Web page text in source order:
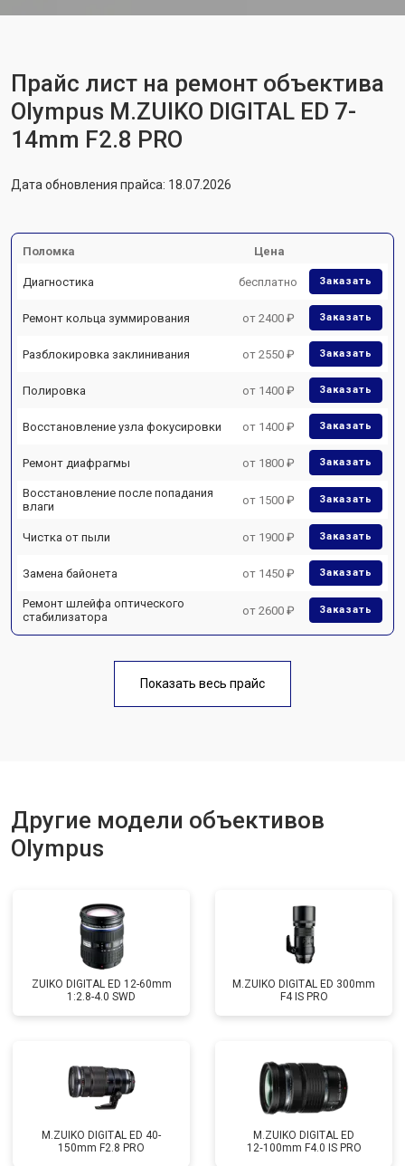
Прайс лист на ремонт объектива
Olympus M.ZUIKO DIGITAL ED 7-
14mm F2.8 PRO
Дата обновления прайса: 18.07.2026
Поломка Цена
Диагностика бесплатно Заказать
Ремонт кольца зуммирования от 2400 ₽ Заказать
Разблокировка заклинивания от 2550 ₽ Заказать
Полировка от 1400 ₽ Заказать
Восстановление узла фокусировки от 1400 ₽ Заказать
Ремонт диафрагмы от 1800 ₽ Заказать
Восстановление после попадания
влаги
от 1500 ₽ Заказать
Чистка от пыли от 1900 ₽ Заказать
Замена байонета от 1450 ₽ Заказать
Ремонт шлейфа оптического
стабилизатора
от 2600 ₽ Заказать
Показать весь прайс
Другие модели объективов
Olympus
ZUIKO DIGITAL ED 12-60mm
1:2.8-4.0 SWD
M.ZUIKO DIGITAL ED 300mm
F4 IS PRO
M.ZUIKO DIGITAL ED 40-
150mm F2.8 PRO
M.ZUIKO DIGITAL ED
12‑100mm F4.0 IS PRO